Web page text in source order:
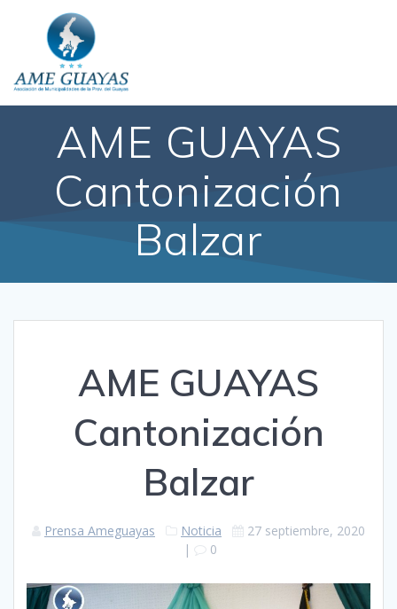
AME GUAYAS
Cantonización
Balzar
AME GUAYAS
Cantonización
Balzar
Prensa Ameguayas Noticia
27 septiembre, 2020
|
0